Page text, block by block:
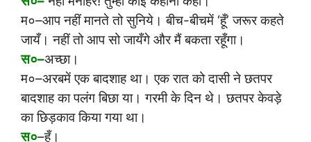
म०–आप नहीं मानते तो सुनिये। बीच-बीचमें ‘हूँ’ जरूर कहते
जायँ। नहीं तो आप सो जायँगे और मैं बकता रहूँगा।
स०–अच्छा।
म०–अरबमें एक बादशाह था। एक रात को दासी ने छतपर
बादशाह का पलंग बिछा या। गरमी के दिन थे। छतपर केवड़े
का छिड़काव किया गया था।
स०–हूँ।